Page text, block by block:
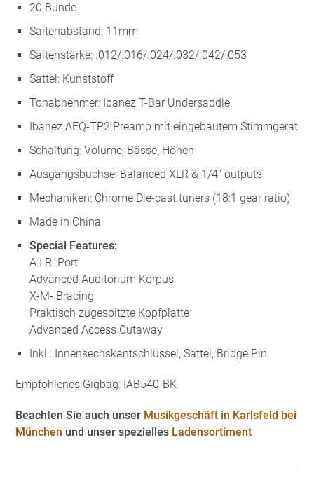
20 Bünde
Saitenabstand: 11mm
Saitenstärke: .012/.016/.024/.032/.042/.053
Sattel: Kunststoff
Tonabnehmer: Ibanez T-Bar Undersaddle
Ibanez AEQ-TP2 Preamp mit eingebautem Stimmgerät
Schaltung: Volume, Bässe, Höhen
Ausgangsbuchse: Balanced XLR & 1/4″ outputs
Mechaniken: Chrome Die-cast tuners (18:1 gear ratio)
Made in China
Special Features:
A.I.R. Port
Advanced Auditorium Korpus
X-M- Bracing
Praktisch zugespitzte Kopfplatte
Advanced Access Cutaway
Inkl.: Innensechskantschlüssel, Sattel, Bridge Pin
Empfohlenes Gigbag: IAB540-BK
Beachten Sie auch unser Musikgeschäft in Karlsfeld bei
München und unser spezielles Ladensortiment